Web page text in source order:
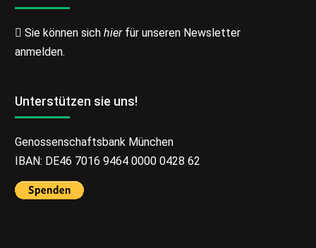
Sie können sichhier für unseren Newsletter
anmelden.
Unterstützen sie uns!
Genossenschaftsbank München
IBAN: DE46 7016 9464 0000 0428 62